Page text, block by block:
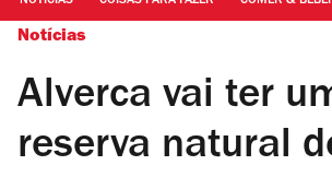
Notícias
Alverca vai ter
reserva natural